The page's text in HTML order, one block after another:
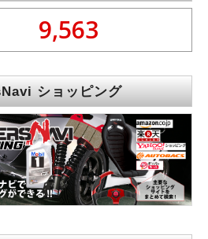
9,563
ショッピング